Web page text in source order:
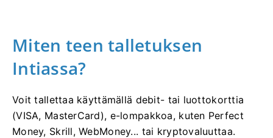
Miten teen talletuksen
Intiassa?
Voit tallettaa käyttämällä debit- tai luottokorttia
(VISA, MasterCard), e-lompakkoa, kuten Perfect
Money, Skrill, WebMoney... tai kryptovaluuttaa.